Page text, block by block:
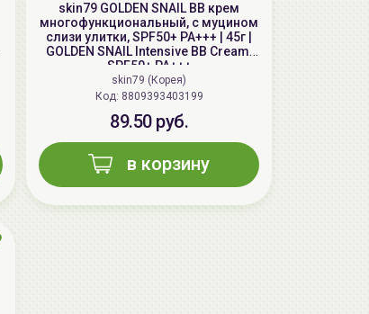
Гель-масло для душа Сочная
250мл
skin79 GOLDEN SNAIL ВВ крем
многофункциональный, с муцином
слизи улитки, SPF50+ PA+++ | 45г |
GOLDEN SNAIL Intensive BB Cream,
SPF50+ PA+++
skin79 (Корея)
Код: 8809393403199
89.50 руб.
в корзину